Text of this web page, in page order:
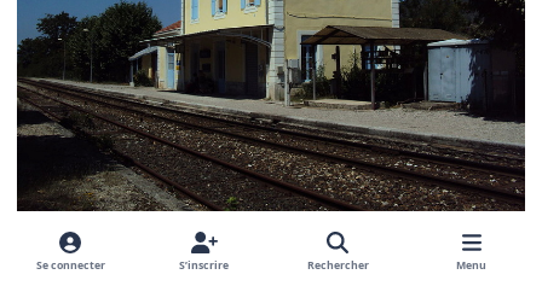
Se connecter S’inscrire Rechercher Menu